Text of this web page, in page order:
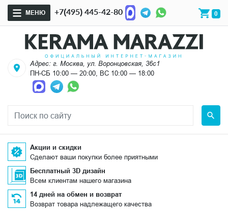
МЕНЮ +7(495) 445-42-80 0
Адрес: г. Москва, ул. Воронцовская, 36с1
ПН-СБ 10:00 — 20:00, ВС 10:00 — 18:00
Акции и скидки
Сделают ваши покупки более приятными
Бесплатный 3D дизайн
Всем клиентам нашего магазина
14 дней на обмен и возврат
Возврат товара надлежащего качества